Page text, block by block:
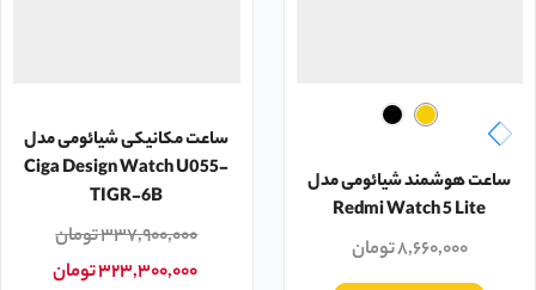
ساعت هوشمند شیائومی مدل
Redmi Watch 5 Lite
۸,۶۶۰,۰۰۰تومان
ساعت مکانیکی شیائومی مدل
Ciga Design Watch U055-
TIGR-6B
۳۳۷,۹۰۰,۰۰۰تومان
۳۲۳,۳۰۰,۰۰۰تومان